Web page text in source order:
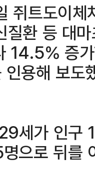
쥐트도이
질환 등 대
14.5％ 증
용해 보
세가 인구
으로 뒤를